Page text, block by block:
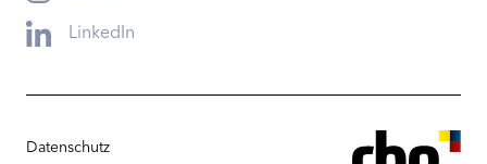
LinkedIn
Datenschutz